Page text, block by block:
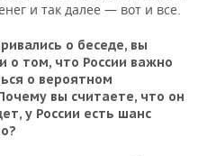
и так далее — вот и все.
о беседе, вы
о том, что России важно
о вероятном
вы считаете, что он
у России есть шанс